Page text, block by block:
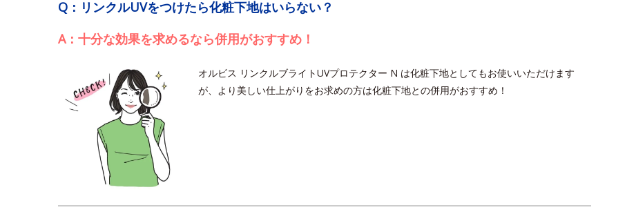
Q：リンクルUVをつけたら化粧下地はいらない？
A：十分な効果を求めるなら併用がおすすめ！
オルビス リンクルブライトUVプロテクター N は化粧下地としてもお使いいただけます
が、より美しい仕上がりをお求めの方は化粧下地との併用がおすすめ！